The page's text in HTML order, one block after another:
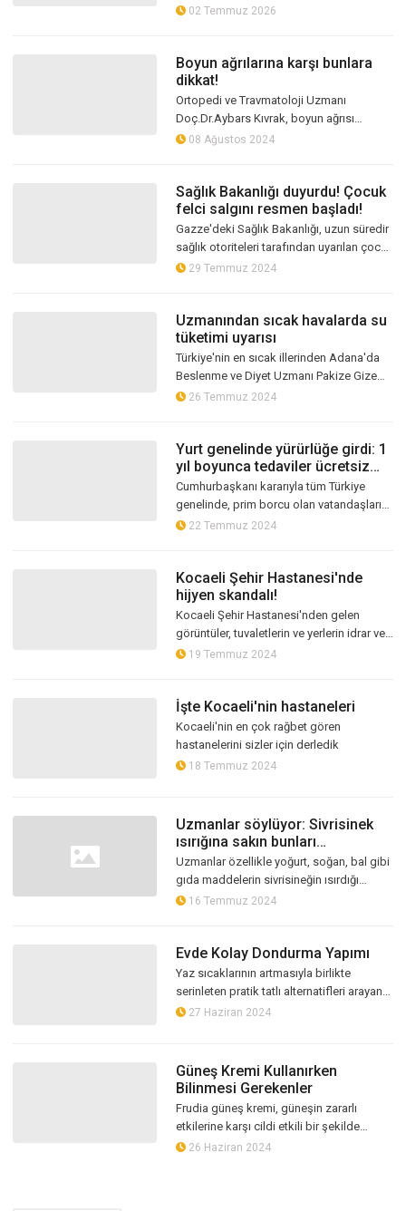
girdi. Düzenlemeyle tıbbi bitki çaylarının
02 Temmuz 2026
Boyun ağrılarına karşı bunlara
dikkat!
Ortopedi ve Travmatoloji Uzmanı
Doç.Dr.Aybars Kıvrak, boyun ağrısı
yaşayanlar için önemli bilgiler verdi
08 Ağustos 2024
Sağlık Bakanlığı duyurdu! Çocuk
felci salgını resmen başladı!
Gazze'deki Sağlık Bakanlığı, uzun süredir
sağlık otoriteleri tarafından uyarılan çocuk
felci salgının resmen başladığını duyurdu.
29 Temmuz 2024
Uzmanından sıcak havalarda su
tüketimi uyarısı
Türkiye'nin en sıcak illerinden Adana'da
Beslenme ve Diyet Uzmanı Pakize Gizem
Akgül, hiçbir sıvının suyun yerini
26 Temmuz 2024
Yurt genelinde yürürlüğe girdi: 1
yıl boyunca tedaviler ücretsiz
oldu
Cumhurbaşkanı kararıyla tüm Türkiye
genelinde, prim borcu olan vatandaşların
da devlet hastaneleri ve devlet
22 Temmuz 2024
Kocaeli Şehir Hastanesi'nde
hijyen skandalı!
Kocaeli Şehir Hastanesi'nden gelen
görüntüler, tuvaletlerin ve yerlerin idrar ve
kullanılmış peçetelerle dolu olduğu, hijyen
19 Temmuz 2024
İşte Kocaeli'nin hastaneleri
Kocaeli'nin en çok rağbet gören
hastanelerini sizler için derledik
18 Temmuz 2024
Uzmanlar söylüyor: Sivrisinek
ısırığına sakın bunları
kullanmayın
Uzmanlar özellikle yoğurt, soğan, bal gibi
gıda maddelerin sivrisineğin ısırdığı
bölgeye uygulanmasının büyük risk
16 Temmuz 2024
Evde Kolay Dondurma Yapımı
Yaz sıcaklarının artmasıyla birlikte
serinleten pratik tatlı alternatifleri arayan
herkes için evde kolay dondurma yapımı
27 Haziran 2024
Güneş Kremi Kullanırken
Bilinmesi Gerekenler
Frudia güneş kremi, güneşin zararlı
etkilerine karşı cildi etkili bir şekilde
koruyan ve aynı zamanda cilde bakım
26 Haziran 2024